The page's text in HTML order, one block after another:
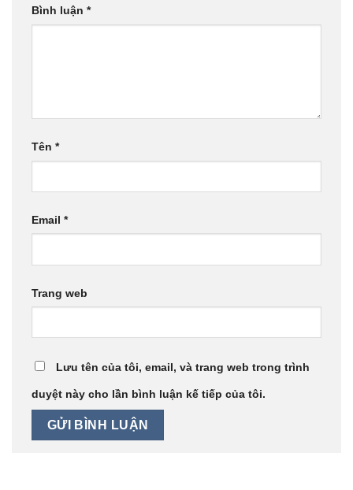
Bình luận *
Tên *
Email *
Trang web
Lưu tên của tôi, email, và trang web trong trình
duyệt này cho lần bình luận kế tiếp của tôi.